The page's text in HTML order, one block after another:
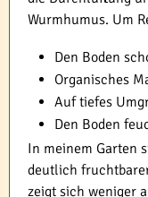
Wurmhumus. Um
Den Boden
Organisches
Auf tiefes
Den Boden
In meinem Garten
deutlich
zeigt sich weniger